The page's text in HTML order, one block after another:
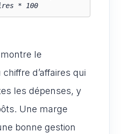
* 100
le
d’affaires qui
les dépenses, y
Une marge
bonne gestion